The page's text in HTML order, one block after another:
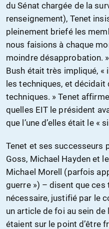
du Sénat chargée de la
renseignement), Tenet
pleinement briefé les
nous faisions à chaque
moindre désapprobation.
Bush était très impliqué,
les techniques, et décidait
techniques. » Tenet
quelles EIT le président
que l’une d’elles était le «
Tenet et ses successeurs
Goss, Michael Hayden et
Michael Morell (parfois
guerre ») – disent que ces
nécessaire, justifié par le
un article de foi au sein de
étaient sur le point d’être